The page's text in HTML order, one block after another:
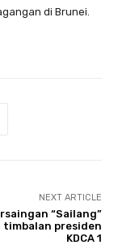
di Brunei.
NEXT ARTICLE
“Sailang”
timbalan presiden
KDCA 1